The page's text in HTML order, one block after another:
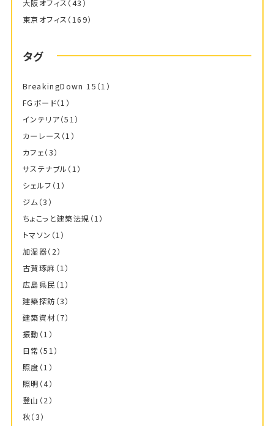
大阪オフィス （43）
東京オフィス （169）
タグ
BreakingDown 15 （1）
FGボード（1）
インテリア（51）
カーレース （1）
カフェ（3）
サステナブル （1）
シェルフ （1）
ジム（3）
ちょこっと建築法規 （1）
トマソン （1）
加湿器（2）
古賀琢麻 （1）
広島県民 （1）
建築探訪 （3）
建築資材（7）
振動 （1）
日常 （51）
照度 （1）
照明 （4）
登山 （2）
秋（3）